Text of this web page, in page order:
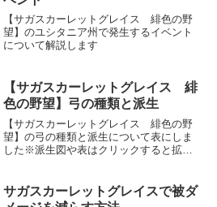
【サガスカーレットグレイス 緋色の野
望】のユシタニア州で発生するイベント
について解説します
【サガスカーレットグレイス 緋
色の野望】弓の種類と派生
【サガスカーレットグレイス 緋色の野
望】の弓の種類と派生について表にしま
した※派生図や表はクリックすると拡大
サガスカーレットグレイスで被ダ